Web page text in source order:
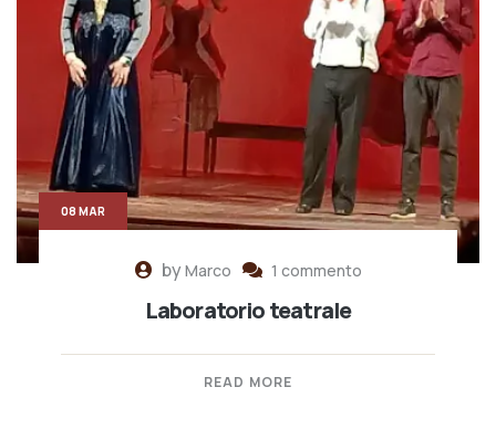
byMarco 1 commento
Laboratorio teatrale
READ MORE
08 MAR